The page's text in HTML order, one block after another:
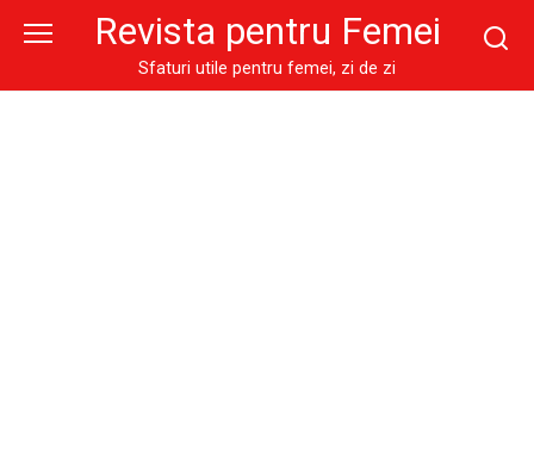
Revista pentru Femei
Sfaturi utile pentru femei, zi de zi